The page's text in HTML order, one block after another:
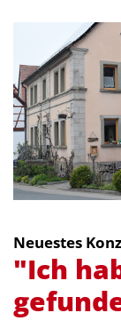
Neuestes
"Ich